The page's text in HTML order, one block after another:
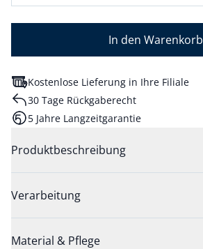
In den Warenkorb
Kostenlose Lieferung in Ihre Filiale
30 Tage Rückgaberecht
5 Jahre Langzeitgarantie
Produktbeschreibung
Verarbeitung
Material & Pflege